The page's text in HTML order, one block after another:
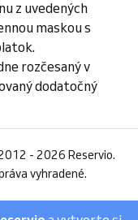
z uvedených
maskou s
rozčesaný v
dodatočný
- 2026 Reservio.
vyhradené.